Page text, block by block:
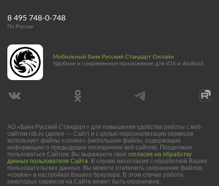
8 495 748-0-748
По России
Мобильный банк Русский Стандарт Онлайн
Удобное и современное приложение для iOS и Android
АО «Банк Русский Стандарт» для повышения удобства работы с веб-
сайтом rsb.ru (далее — Сайт) и с целью персонализации сервисов
использует файлы «cookie» (небольшие файлы, содержащие
информацию о предыдущих посещениях веб-сайтов). Продолжая
пользоваться Сайтом, Вы выражаете своё согласие на обработку
данных пользователя Сайта. В случае несогласия с обработкой Ваших
пользовательских данных Вы можете отключить сохранение файлов
«cookie» в настройках Вашего браузера. В этом случае работа
некоторых сервисов на Сайте может быть ограничена.